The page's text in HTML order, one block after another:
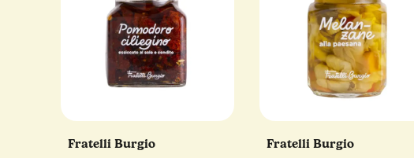
Fratelli Burgio Fratelli Burgio